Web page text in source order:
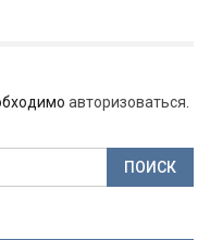
авторизоваться